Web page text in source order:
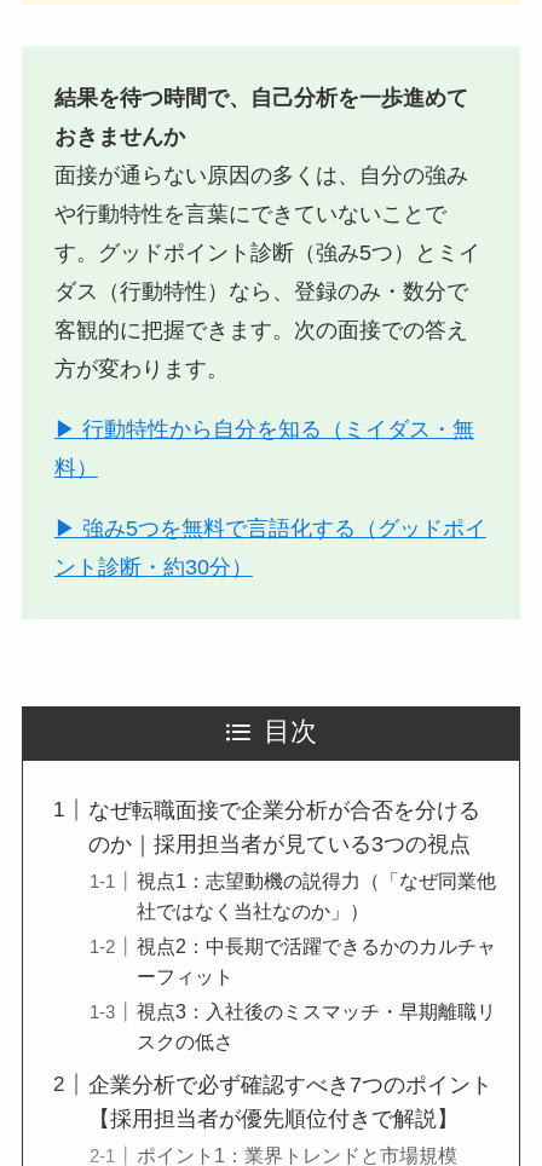
結果を待つ時間で、自己分析を一歩進めて
おきませんか
面接が通らない原因の多くは、自分の強み
や行動特性を言葉にできていないことで
す。グッドポイント診断（強み5つ）とミイ
ダス（行動特性）なら、登録のみ・数分で
客観的に把握できます。次の面接での答え
方が変わります。
▶ 行動特性から自分を知る（ミイダス・無
料）
▶ 強み5つを無料で言語化する（グッドポイ
ント診断・約30分）
目次
なぜ転職面接で企業分析が合否を分ける
のか｜採用担当者が見ている3つの視点
視点1：志望動機の説得力（「なぜ同業他
社ではなく当社なのか」）
視点2：中長期で活躍できるかのカルチャ
ーフィット
視点3：入社後のミスマッチ・早期離職リ
スクの低さ
企業分析で必ず確認すべき7つのポイント
【採用担当者が優先順位付きで解説】
ポイント1：業界トレンドと市場規模